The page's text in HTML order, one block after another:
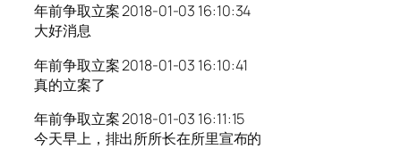
年前争取立案 2018-01-03 16:10:34
大好消息
年前争取立案 2018-01-03 16:10:41
真的立案了
年前争取立案 2018-01-03 16:11:15
今天早上，排出所所长在所里宣布的